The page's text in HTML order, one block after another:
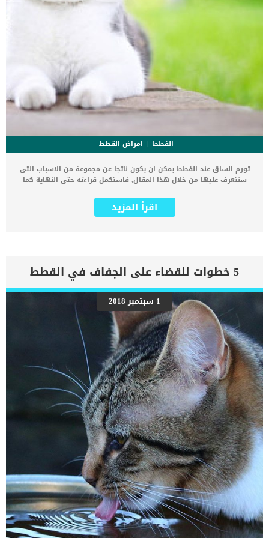
القطط
امراض القطط
تورم الساق عند القطط يمكن ان يكون ناتجا عن مجموعة من الاسباب التى
سنتعرف عليها من خلال هذا المقال, فاستكمل قراءته حتى النهاية كما
اكبر قد يكون ظاهري او غير ظاهرى. فى كثير من الاحيان يصاحب هذا
التورم ألما وفى بعض الاحيان لا يصاحبه اى علامات اخرى. يمكنك تحديد
شامل” فى جميع الاحوال انت بحاجة الى تحديد موعد مع الطبيب البيطرى
للاطمئنان على صحة قطتك. من المحتمل ان يكون التورم ناتج عن اصابة
ومن المحتمل ان يكون ناتج عن حالة مرضية تصيب احد الاعضاء الداخلية فى
جسم القطة. بم تفسر تورم الساق عند القطط ؟ _امراض القلب يمكن أن
يتباطأ التدفق الطبيعي للدم بسبب أمراض القلب ، مما يؤدي إلى تسرب
السوائل من الأوعية الدموية وتورم الأنسجة. _أمراض الكبد يصنع الكبد
الألبومين (نوع من البروتين) الذي يساعد على إبقاء السوائل في الأوعية
الدموية. _كما قد تفقد القطط المصابة […]
اقرأ المزيد
5 خطوات للقضاء على الجفاف في القطط
1 سبتمبر 2018